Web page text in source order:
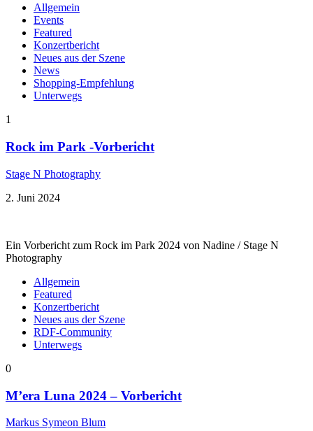
Allgemein
Events
Featured
Konzertbericht
Neues aus der Szene
News
Shopping-Empfehlung
Unterwegs
1
Rock im Park -Vorbericht
Stage N Photography
2. Juni 2024
Ein Vorbericht zum Rock im Park 2024 von Nadine / Stage N
Photography
Allgemein
Featured
Konzertbericht
Neues aus der Szene
RDF-Community
Unterwegs
0
M’era Luna 2024 – Vorbericht
Markus Symeon Blum